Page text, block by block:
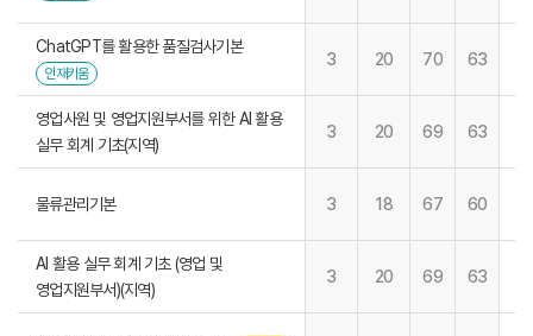
ChatGPT를 활용한 품질검사기본
인재키움
3 20 70 63
영업사원 및 영업지원부서를 위한 AI 활용
실무 회계 기초(지역)
3 20 69 63
물류관리기본 3 18 67 60
AI 활용 실무 회계 기초 (영업 및
영업지원부서)(지역)
3 20 69 63